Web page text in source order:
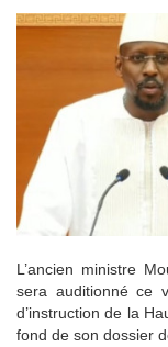
L’ancien ministre
sera auditionné ce
d’instruction de la
fond de son dossier